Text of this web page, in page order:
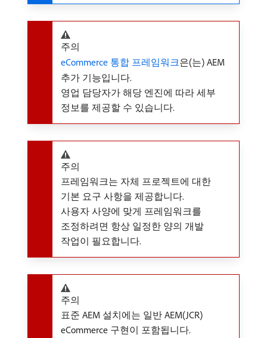
주의
eCommerce 통합 프레임워크은(는) AEM
추가 기능입니다.
영업 담당자가 해당 엔진에 따라 세부
정보를 제공할 수 있습니다.
주의
프레임워크는 자체 프로젝트에 대한
기본 요구 사항을 제공합니다.
사용자 사양에 맞게 프레임워크를
조정하려면 항상 일정한 양의 개발
작업이 필요합니다.
주의
표준 AEM 설치에는 일반 AEM(JCR)
eCommerce 구현이 포함됩니다.